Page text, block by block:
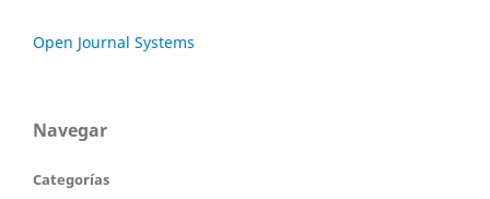
Open Journal Systems
Navegar
Categorías